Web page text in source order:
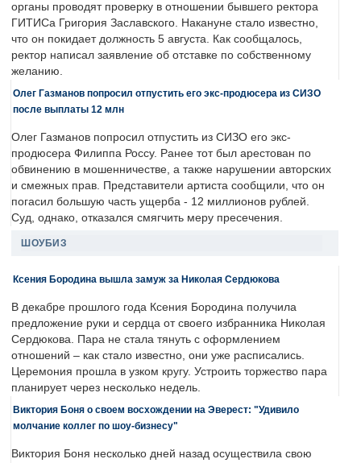
органы проводят проверку в отношении бывшего ректора
ГИТИСа Григория Заславского. Накануне стало известно,
что он покидает должность 5 августа. Как сообщалось,
ректор написал заявление об отставке по собственному
желанию.
Олег Газманов попросил отпустить его экс-продюсера из СИЗО
после выплаты 12 млн
Олег Газманов попросил отпустить из СИЗО его экс-
продюсера Филиппа Россу. Ранее тот был арестован по
обвинению в мошенничестве, а также нарушении авторских
и смежных прав. Представители артиста сообщили, что он
погасил большую часть ущерба - 12 миллионов рублей.
Суд, однако, отказался смягчить меру пресечения.
ШОУБИЗ
Ксения Бородина вышла замуж за Николая Сердюкова
В декабре прошлого года Ксения Бородина получила
предложение руки и сердца от своего избранника Николая
Сердюкова. Пара не стала тянуть с оформлением
отношений – как стало известно, они уже расписались.
Церемония прошла в узком кругу. Устроить торжество пара
планирует через несколько недель.
Виктория Боня о своем восхождении на Эверест: "Удивило
молчание коллег по шоу-бизнесу"
Виктория Боня несколько дней назад осуществила свою